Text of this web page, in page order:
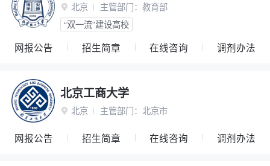
 北京 主管部门： 教育部
“双一流”建设高校
网报公告 招生简章 在线咨询 调剂办法
北京工商大学
 北京 主管部门： 北京市
网报公告 招生简章 在线咨询 调剂办法